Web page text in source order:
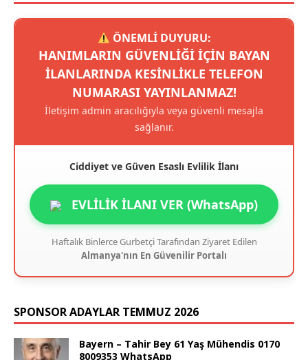
ÖNEMLİ DUYURU:
HANIMLARIN GÜVENLIĞI IÇIN BAYAN
ILANLARINDA KESINLIKLE TELEFON
NUMARASI YAYINLANMAZ!
İletişim admin aracılığıyla veya güvenli mesajla
sağlanır.
Ciddiyet ve Güven Esaslı Evlilik İlanı
EVLİLİK İLANI VER (WhatsApp)
Haftalık Binlerce Gurbetçi Tarafından Ziyaret Edilen
Almanya'nın En Güvenilir Portalı
SPONSOR ADAYLAR TEMMUZ 2026
Bayern – Tahir Bey 61 Yaş Mühendis 0170
8009353 WhatsApp